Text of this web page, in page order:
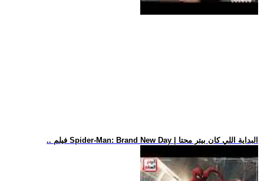
.. فيلم Spider-Man: Brand New Day | البداية اللي كان بيتر محتا